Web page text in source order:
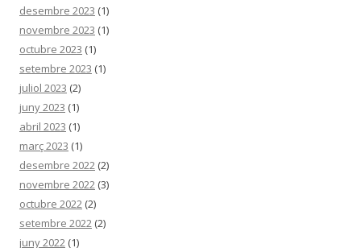
desembre 2023 (1)
novembre 2023 (1)
octubre 2023 (1)
setembre 2023 (1)
juliol 2023 (2)
juny 2023 (1)
abril 2023 (1)
març 2023 (1)
desembre 2022 (2)
novembre 2022 (3)
octubre 2022 (2)
setembre 2022 (2)
juny 2022 (1)